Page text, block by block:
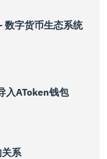
数字货币生态系统
入AToken钱包
系